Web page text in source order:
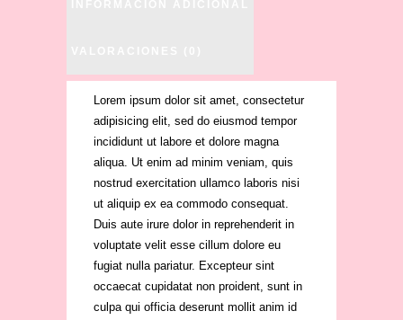
Lorem ipsum dolor sit amet, consectetur
adipisicing elit, sed do eiusmod tempor
incididunt ut labore et dolore magna
aliqua. Ut enim ad minim veniam, quis
nostrud exercitation ullamco laboris nisi
ut aliquip ex ea commodo consequat.
Duis aute irure dolor in reprehenderit in
voluptate velit esse cillum dolore eu
fugiat nulla pariatur. Excepteur sint
occaecat cupidatat non proident, sunt in
culpa qui officia deserunt mollit anim id